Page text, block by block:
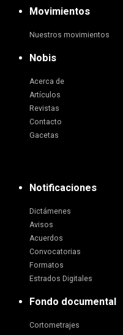
Movimientos
Nuestros movimientos
Nobis
Acerca de
Artículos
Revistas
Contacto
Gacetas
Notificaciones
Dictámenes
Avisos
Acuerdos
Convocatorias
Formatos
Estrados Digitales
Fondo documental
Cortometrajes